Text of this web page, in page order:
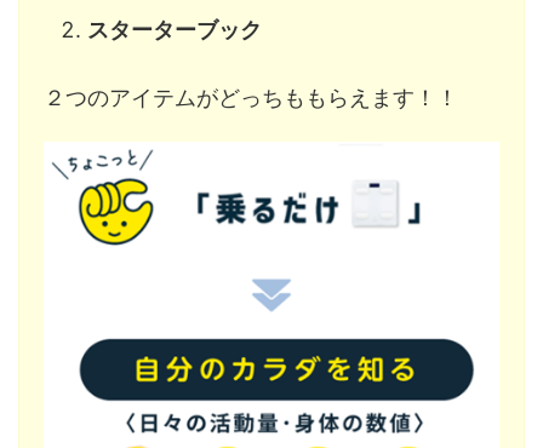
スターターブック
２つのアイテムがどっちももらえます！！